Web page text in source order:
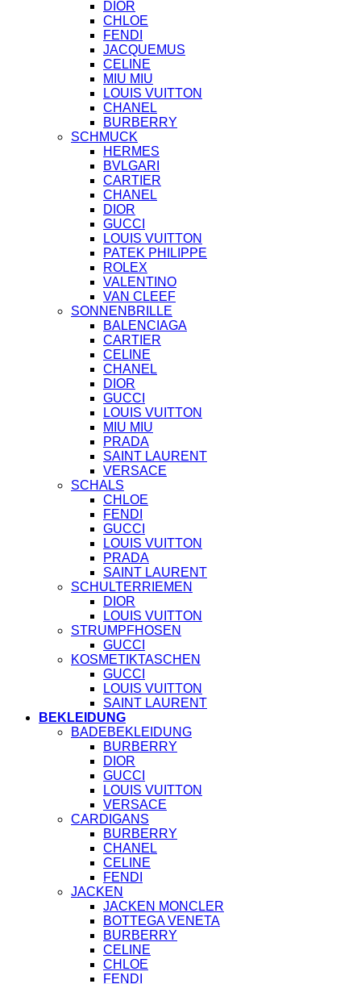
DIOR
CHLOE
FENDI
JACQUEMUS
CELINE
MIU MIU
LOUIS VUITTON
CHANEL
BURBERRY
SCHMUCK
HERMES
BVLGARI
CARTIER
CHANEL
DIOR
GUCCI
LOUIS VUITTON
PATEK PHILIPPE
ROLEX
VALENTINO
VAN CLEEF
SONNENBRILLE
BALENCIAGA
CARTIER
CELINE
CHANEL
DIOR
GUCCI
LOUIS VUITTON
MIU MIU
PRADA
SAINT LAURENT
VERSACE
SCHALS
CHLOE
FENDI
GUCCI
LOUIS VUITTON
PRADA
SAINT LAURENT
SCHULTERRIEMEN
DIOR
LOUIS VUITTON
STRUMPFHOSEN
GUCCI
KOSMETIKTASCHEN
GUCCI
LOUIS VUITTON
SAINT LAURENT
BEKLEIDUNG
BADEBEKLEIDUNG
BURBERRY
DIOR
GUCCI
LOUIS VUITTON
VERSACE
CARDIGANS
BURBERRY
CHANEL
CELINE
FENDI
JACKEN
JACKEN MONCLER
BOTTEGA VENETA
BURBERRY
CELINE
CHLOE
FENDI